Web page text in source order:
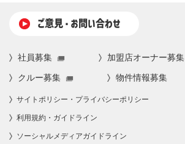
ご意⾒・お問い合わせ
社員募集 加盟店オーナー募集
クルー募集 物件情報募集
サイトポリシー・プライバシーポリシー
利⽤規約・ガイドライン
ソーシャルメディアガイドライン